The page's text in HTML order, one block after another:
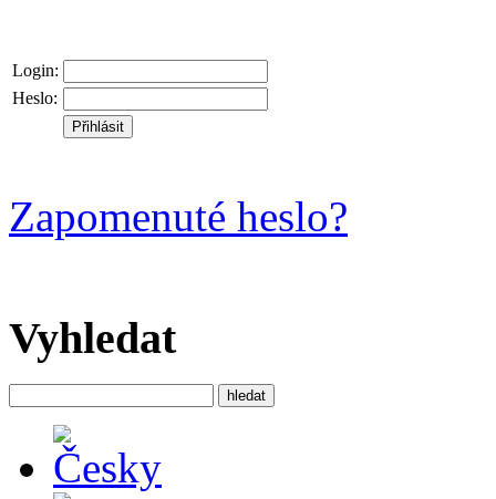
Login:
Heslo:
Zapomenuté heslo?
Vyhledat